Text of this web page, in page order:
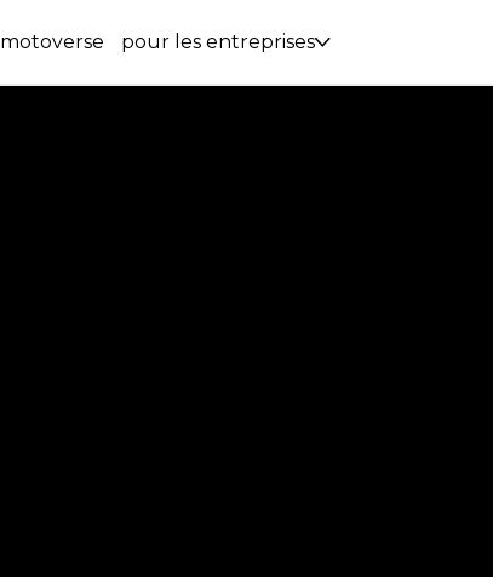
motoverse pour les entreprises